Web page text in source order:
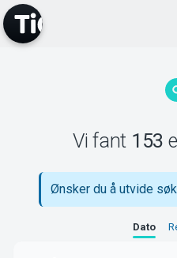
Vi fant 153
Ønsker du å utvide
Dato